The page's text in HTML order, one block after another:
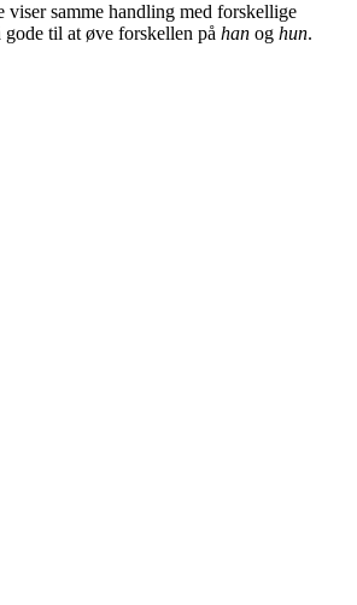
viser samme handling med forskellige
gode til at øve forskellen på han og hun.